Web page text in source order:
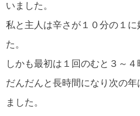
いました。
私と主人は辛さが１０分の１
た。
しかも最初は１回のむと３～４
だんだんと長時間になり次の
ました。